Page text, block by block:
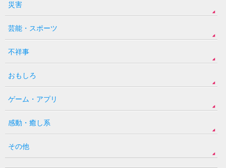
災害
芸能・スポーツ
不祥事
おもしろ
ゲーム・アプリ
感動・癒し系
その他